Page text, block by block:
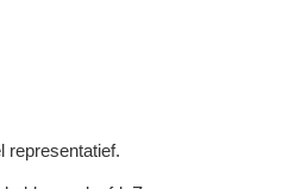
representatief.